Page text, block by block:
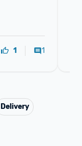
1 1
Delivery